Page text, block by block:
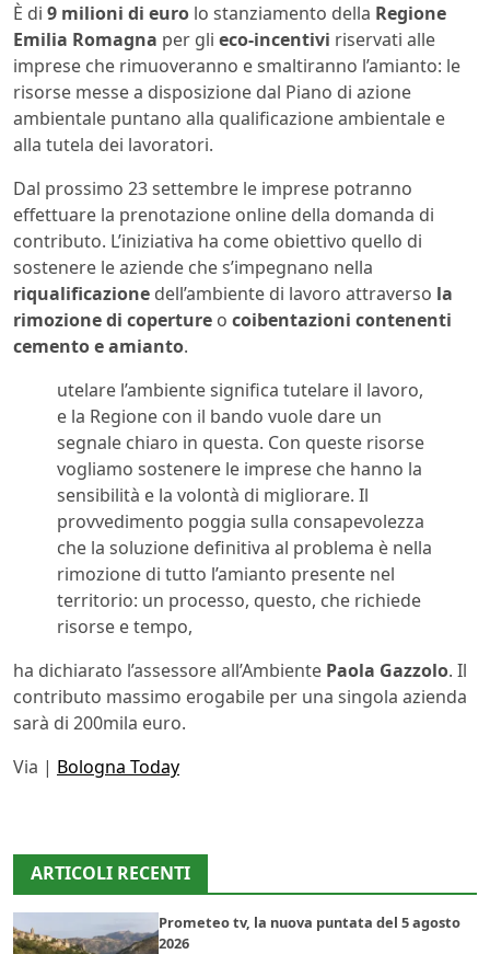
È di 9 milioni di euro lo stanziamento della Regione
Emilia Romagna per gli eco-incentivi riservati alle
imprese che rimuoveranno e smaltiranno l’amianto: le
risorse messe a disposizione dal Piano di azione
ambientale puntano alla qualificazione ambientale e
alla tutela dei lavoratori.
Dal prossimo 23 settembre le imprese potranno
effettuare la prenotazione online della domanda di
contributo. L’iniziativa ha come obiettivo quello di
sostenere le aziende che s’impegnano nella
riqualificazione dell’ambiente di lavoro attraverso la
rimozione di coperture o coibentazioni contenenti
cemento e amianto.
utelare l’ambiente significa tutelare il lavoro,
e la Regione con il bando vuole dare un
segnale chiaro in questa. Con queste risorse
vogliamo sostenere le imprese che hanno la
sensibilità e la volontà di migliorare. Il
provvedimento poggia sulla consapevolezza
che la soluzione definitiva al problema è nella
rimozione di tutto l’amianto presente nel
territorio: un processo, questo, che richiede
risorse e tempo,
ha dichiarato l’assessore all’Ambiente Paola Gazzolo. Il
contributo massimo erogabile per una singola azienda
sarà di 200mila euro.
Via | Bologna Today
ARTICOLI RECENTI
Prometeo tv, la nuova puntata del 5 agosto
2026